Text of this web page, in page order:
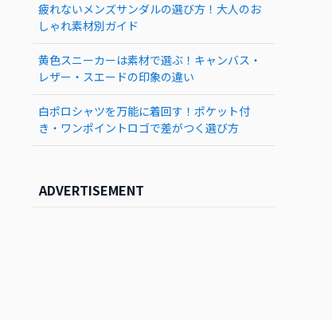
疲れないメンズサンダルの選び方！大人のお
しゃれ素材別ガイド
黄色スニーカーは素材で選ぶ！キャンバス・
レザー・スエードの印象の違い
白ポロシャツを万能に着回す！ポケット付
き・ワンポイントロゴで差がつく選び方
ADVERTISEMENT